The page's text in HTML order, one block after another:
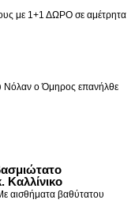
με 1+1 ΔΩΡΟ σε αμέτρητα
Νόλαν ο Όμηρος επανήλθε
Καλλίνικο
αισθήματα βαθύτατου